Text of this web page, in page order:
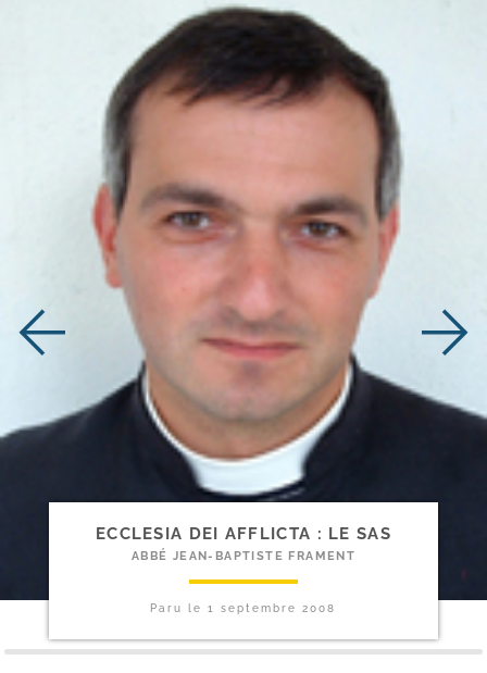
ECCLESIA DEI AFFLICTA : LE SAS
ABBÉ JEAN-BAPTISTE FRAMENT
Paru le1 septembre 2008